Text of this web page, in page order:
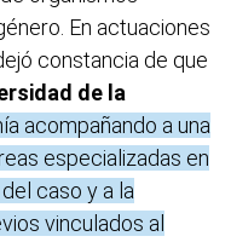
En actuaciones
constancia de que
de la
acompañando a una
especializadas en
caso y a la
vinculados al